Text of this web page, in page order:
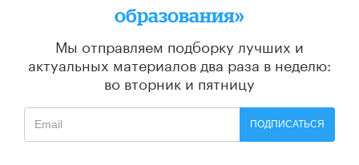
образования»
Мы отправляем подборку лучших и
актуальных материалов два раза в неделю:
во вторник и пятницу
ПОДПИСАТЬСЯ